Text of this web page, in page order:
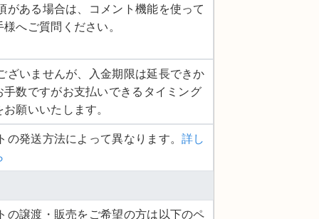
がある場合は、コメント機能を使って
へご質問ください。
ざいませんが、入金期限は延長できか
手数ですがお支払いできるタイミング
願いいたします。
の発送方法によって異なります。詳し
の譲渡・販売をご希望の方は以下のペ